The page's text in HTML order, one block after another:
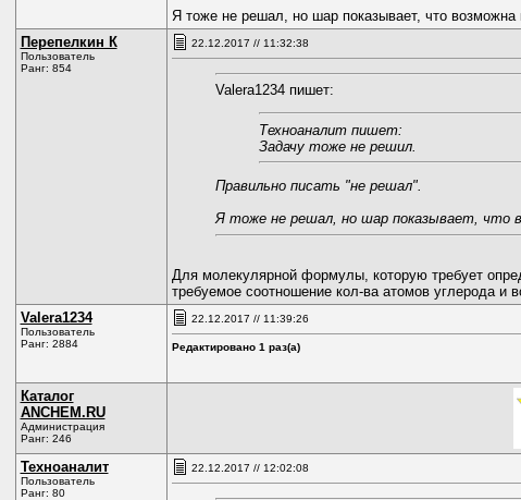
Я тоже не решал, но шар показывает, что возможна
Перепелкин К
Пользователь
Ранг: 854
22.12.2017 // 11:32:38
Valerа1234 пишет:
Техноаналит пишет:
Задачу тоже не решил.
Правильно писать "не решал".
Я тоже не решал, но шар показывает, что
Для молекулярной формулы, которую требует
требуемое соотношение кол-ва атомов углерода
Valerа1234
Пользователь
Ранг: 2884
22.12.2017 // 11:39:26
Редактировано 1 раз(а)
Каталог
ANCHEM.RU
Администрация
Ранг: 246
Техноаналит
Пользователь
Ранг: 80
22.12.2017 // 12:02:08